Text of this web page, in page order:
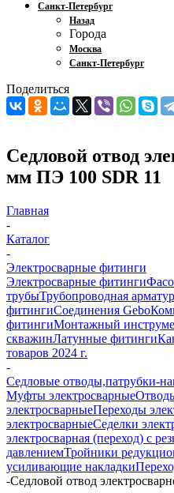
Санкт-Петербург
Назад
Города
Москва
Санкт-Петербург
Поделиться
Седловой отвод
мм ПЭ 100 SDR 11
Главная
-
Каталог
-
Электросварные фитинги
Электросварные фитинги
трубыТрубопроводная
фитингиСоединения Gebo
фитингиМонтажный
скважинЛатунные фитинги
товаров 2024 г.
-
Седловые отводы,патрубки-
Муфты электросварные
электросварныеПереходы
электросварныеСеделки
электросварная (переход) с
давлениемТройники
усиливающие накладки
-Седловой отвод